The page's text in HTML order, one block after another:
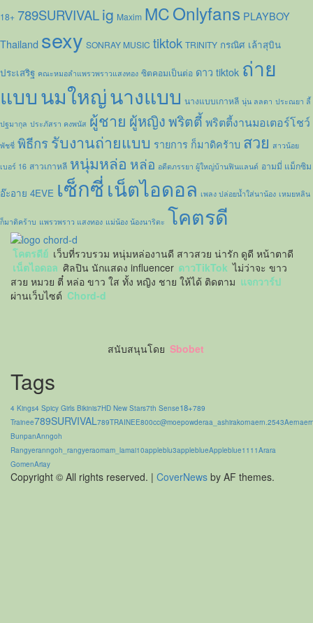
18+ 789SURVIVALig Maxim MCOnlyfans PLAYBOY
Thailand sexy SONRAY MUSIC tiktok TRINITY กรณิศ เล้าสุบิน
ประเสริฐ คณะหมอลำแพรวพราวแสงทอง ซิตคอมเป็นต่อ ดาว tiktok ถ่าย
แบบนมใหญ่นางแบบ นางแบบเกาหลี นุ่น ลลดา ประณยา ลี้
ปฐมากุล ประภัสรา คงพนัส ผู้ชาย ผู้หญิงพริตตี้ พริตตี้งานมอเตอร์โชว์
พัชชี่ พิธีกรรับงานถ่ายแบบ รายการ ก็มาดิคร้าบ สวย สาวน้อย
เบอร์ 16 สาวเกาหลี หนุ่มหล่อ หล่อ อดีตภรรยา ผู้ใหญ่บ้านฟินแลนด์ อามมี่ แม็กซิม
อ๊ะอาย 4EVE เซ็กซี่เน็ตไอดอล เพลง ปล่อยน้ำใส่นาน้อง เหมยหลิน
ก็มาดิคร้าบ แพรวพราว แสงทอง แม่น้อง น้องนาริตะ โคตรดี
โคตรดีย์ เว็บที่รวบรวม หนุ่มหล่องานดี สาวสวย น่ารัก ดูดี หน้าตาดี
เน็ตไอดอล ศิลปิน นักแสดง influencer ดาวTikTok ไม่ว่าจะ ขาว
สวย หมวย ตี๋ หล่อ ขาว ใส ทั้ง หญิง ชาย ให้ได้ ติดตาม แจกวาร์ป
ผ่านเว็บไซต์ Chord-d
สนับสนุนโดย Sbobet
Tags
4 Kings4 Spicy Girls Bikinis7HD New Stars7th Sense18+789
Trainee789SURVIVAL 789TRAINEE800cc@moepowderaa_ashirakornaern.2543
BunpanAnngoh
Rangyeranngoh_rangyeraomam_lamai10appleblu3appleblueAppleblue1111Arara
GomenAriay
Copyright © All rights reserved. | CoverNews by AF themes.